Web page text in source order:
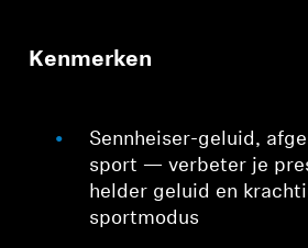
Kenmerken
Sennheiser-geluid,
sport — verbeter je
helder geluid en
sportmodus